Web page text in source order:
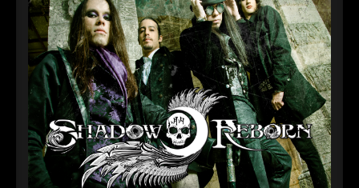
► Alltag macht tot
Oberer Totpunkt
► Die Krieger
Oberer Totpunkt
► Imperator
Oberer Totpunkt
► Maschinenherz
Oberer Totpunkt
► Der Siebte Tag
Oberer Totpunkt
► Langfristig gesehen (sind wir alle tot)
Oberer Totpunkt